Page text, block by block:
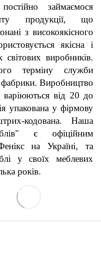
займаємося
продукції, що
з високоякісного
якісна і
світових виробників.
терміну служби
фабрики. Виробництво
варіюються від 20 до
упакована у фірмову
кодована.
Наша
є офіційним
на Україні, та
у своїх меблевих
років.